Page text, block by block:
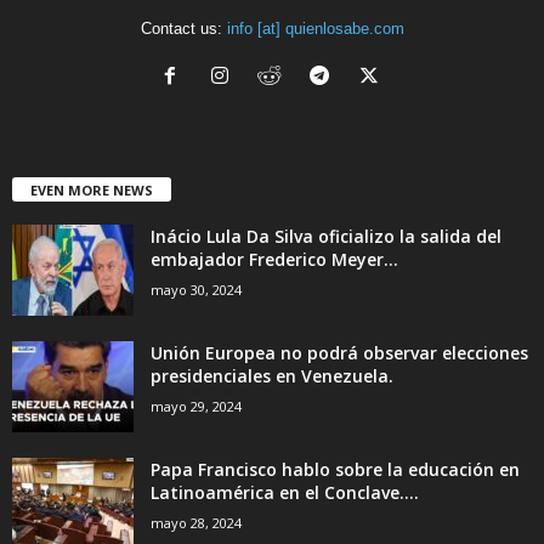
Contact us: info [at] quienlosabe.com
EVEN MORE NEWS
Inácio Lula Da Silva oficializo la salida del
embajador Frederico Meyer...
mayo 30, 2024
Unión Europea no podrá observar elecciones
presidenciales en Venezuela.
mayo 29, 2024
Papa Francisco hablo sobre la educación en
Latinoamérica en el Conclave....
mayo 28, 2024